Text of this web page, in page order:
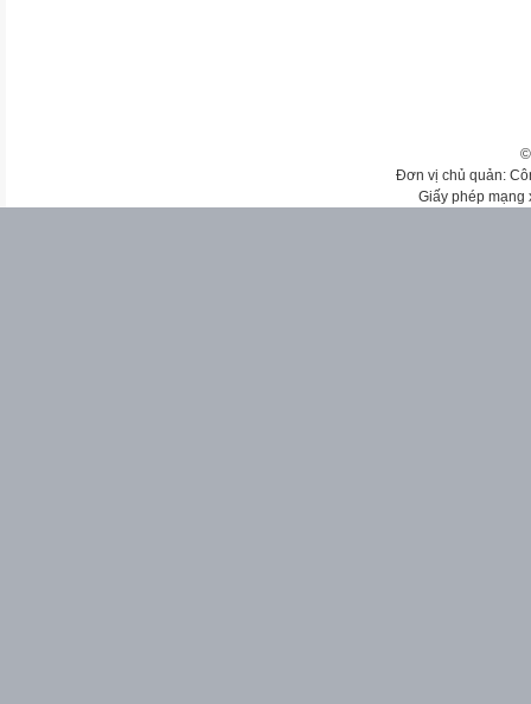
Đơn vị chủ quản:
Giấy phép mạng